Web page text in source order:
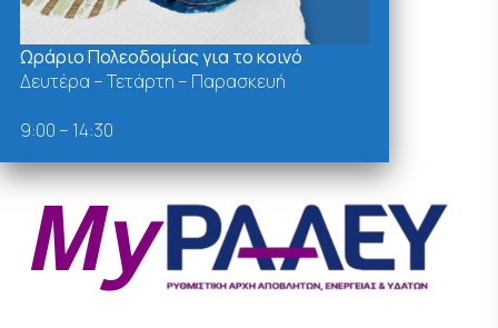
Ωράριο Πολεοδομίας για το κοινό
Δευτέρα – Τετάρτη – Παρασκευή
9:00 – 14:30